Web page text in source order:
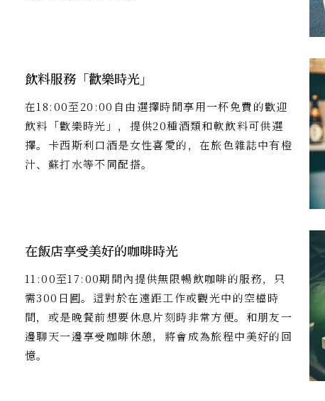
飲料服務「歡樂時光」
在18:00至20:00自由選擇時間享用一杯免費的歡迎
飲料「歡樂時光」，提供20種酒類和軟飲料可供選
擇。卡西斯利口酒是女性喜愛的，在旅色雜誌中有橙
汁、蘇打水等不同配搭。
在飯店享受美好的咖啡時光
11:00至17:00期間內提供無限暢飲咖啡的服務，只
需300日圓。這對於在遠距工作或觀光中的空檔時
間，或是晚餐前想要休息片刻時非常方便。和朋友一
邊聊天一邊享受咖啡休憩，將會成為旅程中美好的回
憶。